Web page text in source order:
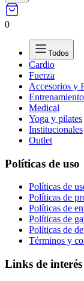
0
Todos
Cardio
Fuerza
Accesorios y
Medical
Yoga y pilates
Institucionales
Outlet
Políticas de uso
Políticas de
Políticas de
Políticas de
Políticas de
Políticas de
Términos y
Links de interés